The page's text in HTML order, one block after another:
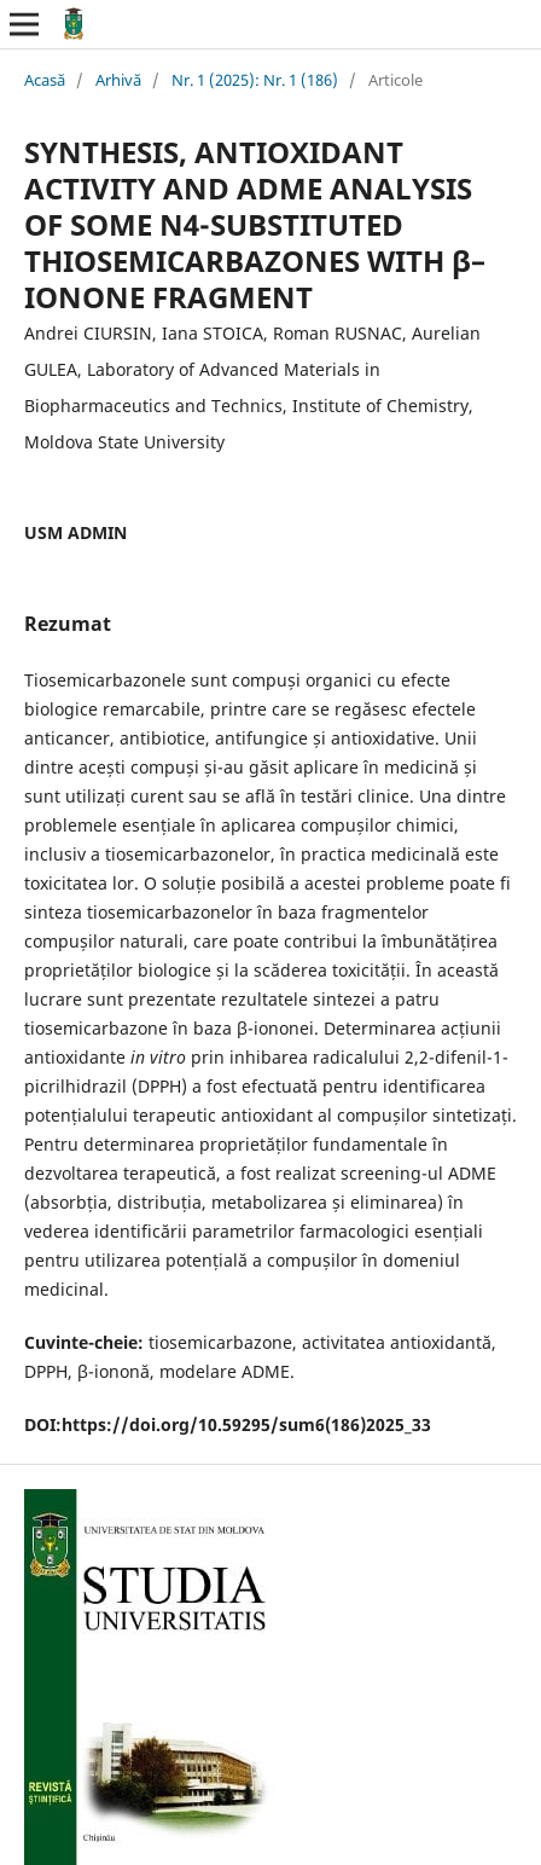
Acasă / Arhivă / Nr. 1 (2025): Nr. 1 (186) / Articole
SYNTHESIS, ANTIOXIDANT
ACTIVITY AND ADME ANALYSIS
OF SOME N4-SUBSTITUTED
THIOSEMICARBAZONES WITH β–
IONONE FRAGMENT
Andrei CIURSIN, Iana STOICA, Roman RUSNAC, Aurelian
GULEA, Laboratory of Advanced Materials in
Biopharmaceutics and Technics, Institute of Chemistry,
Moldova State University
USM ADMIN
Rezumat
Tiosemicarbazonele sunt compuși organici cu efecte
biologice remarcabile, printre care se regăsesc efectele
anticancer, antibiotice, antifungice și antioxidative. Unii
dintre acești compuși și-au găsit aplicare în medicină și
sunt utilizați curent sau se află în testări clinice. Una dintre
problemele esențiale în aplicarea compușilor chimici,
inclusiv a tiosemicarbazonelor, în practica medicinală este
toxicitatea lor. O soluție posibilă a acestei probleme poate fi
sinteza tiosemicarbazonelor în baza fragmentelor
compușilor naturali, care poate contribui la îmbunătățirea
proprietăților biologice și la scăderea toxicității. În această
lucrare sunt prezentate rezultatele sintezei a patru
tiosemicarbazone în baza β-iononei. Determinarea acțiunii
antioxidante in vitroprin inhibarea radicalului 2,2-difenil-1-
picrilhidrazil (DPPH) a fost efectuată pentru identificarea
potențialului terapeutic antioxidant al compușilor sintetizați.
Pentru determinarea proprietăților fundamentale în
dezvoltarea terapeutică, a fost realizat screening-ul ADME
(absorbția, distribuția, metabolizarea și eliminarea) în
vederea identificării parametrilor farmacologici esențiali
pentru utilizarea potențială a compușilor în domeniul
medicinal.
Cuvinte-cheie: tiosemicarbazone, activitatea antioxidantă,
DPPH, β-iononă, modelare ADME.
DOI:https://doi.org/10.59295/sum6(186)2025_33